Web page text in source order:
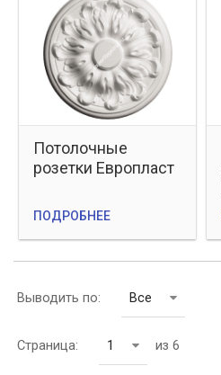
Потолочные
розетки Европласт
ПОДРОБНЕЕ
Выводить по: Все
Страница: 1 из 6